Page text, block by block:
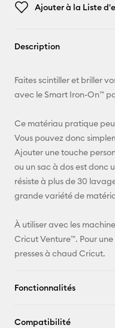
Ajouter à la Liste
Description
Faites scintiller et briller
avec le Smart Iron-On™
Ce matériau pratique
Vous pouvez donc
Ajouter une touche
ou un sac à dos est donc
résiste à plus de 30
grande variété de
À utiliser avec les
Cricut Venture™. Pour
presses à chaud Cricut.
Fonctionnalités
Compatibilité